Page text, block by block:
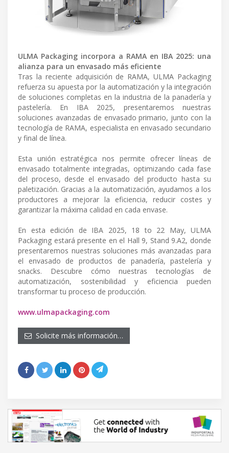
ULMA Packaging incorpora a RAMA en IBA 2025: una
alianza para un envasado más eficiente
Tras la reciente adquisición de RAMA, ULMA Packaging
refuerza su apuesta por la automatización y la integración
de soluciones completas en la industria de la panadería y
pastelería. En IBA 2025, presentaremos nuestras
soluciones avanzadas de envasado primario, junto con la
tecnología de RAMA, especialista en envasado secundario
y final de línea.
Esta unión estratégica nos permite ofrecer líneas de
envasado totalmente integradas, optimizando cada fase
del proceso, desde el envasado del producto hasta su
paletización. Gracias a la automatización, ayudamos a los
productores a mejorar la eficiencia, reducir costes y
garantizar la máxima calidad en cada envase.
En esta edición de IBA 2025, 18 to 22 May, ULMA
Packaging estará presente en el Hall 9, Stand 9.A2, donde
presentaremos nuestras soluciones más avanzadas para
el envasado de productos de panadería, pastelería y
snacks. Descubre cómo nuestras tecnologías de
automatización, sostenibilidad y eficiencia pueden
transformar tu proceso de producción.
www.ulmapackaging.com
Solicite más información…